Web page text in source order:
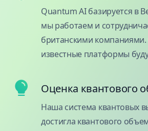
Quantum AI базируется в
мы работаем и
британскими компаниями.
известные платформы
Оценка квантового
Наша система квантовых
достигла квантового